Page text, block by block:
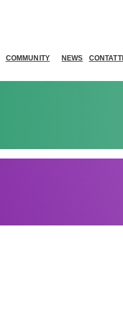
COMMUNITY NEWS CONTATTI